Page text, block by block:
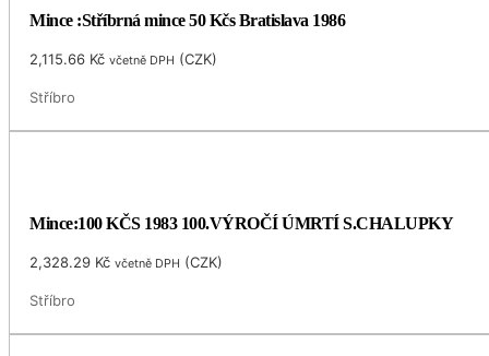
Mince :Stříbrná mince 50 Kčs Bratislava 1986
2,115.66 Kč včetně DPH (CZK)
Stříbro
Mince:100 KČS 1983 100.VÝROČÍ ÚMRTÍ S.CHALUPKY
2,328.29 Kč včetně DPH (CZK)
Stříbro